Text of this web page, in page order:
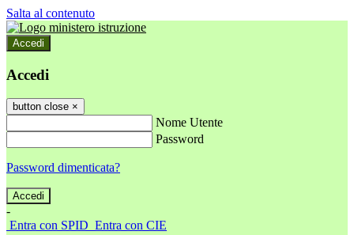
Salta al contenuto
Accedi
Accedi
button close ×
Nome Utente
Password
Password dimenticata?
-
Entra con SPID Entra con CIE